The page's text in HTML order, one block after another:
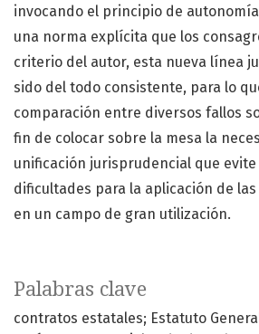
Palabras clave
contratos estatales; Estatuto
invocando el principio de
una norma explícita que los
criterio del autor, esta nueva línea
sido del todo consistente, para lo
comparación entre diversos fallos
fin de colocar sobre la mesa la
unificación jurisprudencial que
dificultades para la aplicación de
en un campo de gran utilización.